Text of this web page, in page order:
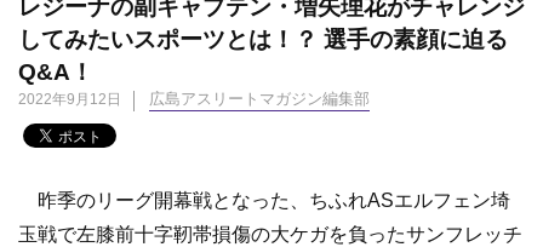
レジーナの副キャプテン・増矢理花がチャレンジ
してみたいスポーツとは！？ 選手の素顔に迫る
Q&A！
2022年9月12日 広島アスリートマガジン編集部
昨季のリーグ開幕戦となった、ちふれASエルフェン埼
玉戦で左膝前十字靭帯損傷の大ケガを負ったサンフレッチ